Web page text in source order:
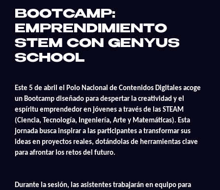
BOOTCAMP:
EMPRENDIMIENTO
STEM CON GENYUS
SCHOOL
Este 5 de abril el Polo Nacional de Contenidos Digitales acoge
un Bootcamp diseñado para despertar la creatividad y el
espíritu emprendedor en jóvenes a través de las STEAM
(Ciencia, Tecnología, Ingeniería, Arte y Matemáticas). Esta
jornada busca inspirar a las participantes a transformar sus
ideas en proyectos reales, dotándolas de herramientas clave
para afrontar los retos del futuro.
Durante la sesión, las asistentes trabajarán en equipo para